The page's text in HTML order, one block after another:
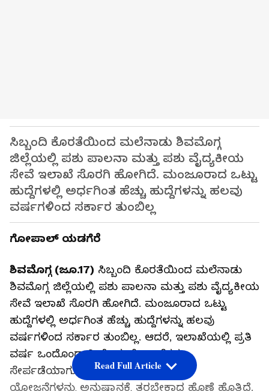
ಸಿಬ್ಬಂದಿ ಕೊರತೆಯಿಂದ ಮಲೆನಾಡು ಶಿವಮೊಗ್ಗ
ಜಿಲ್ಲೆಯಲ್ಲಿ ಪಶು ಪಾಲನಾ ಮತ್ತು ಪಶು ವೈದ್ಯಕೀಯ
ಸೇವೆ ಇಲಾಖೆ ಸೊರಗಿ ಹೋಗಿದೆ. ಮಂಜೂರಾದ ಒಟ್ಟು
ಹುದ್ದೆಗಳಲ್ಲಿ ಅರ್ಧಗಿಂತ ಹೆಚ್ಚು ಹುದ್ದೆಗಳನ್ನು ಹಲವು
ವರ್ಷಗಳಿಂದ ಸರ್ಕಾರ ತುಂಬಿಲ್ಲ
ಗೋಪಾಲ್‌ ಯಡಗೆರೆ
ಶಿವಮೊಗ್ಗ (ಜೂ.17) ಸಿಬ್ಬಂದಿ ಕೊರತೆಯಿಂದ ಮಲೆನಾಡು
ಶಿವಮೊಗ್ಗ ಜಿಲ್ಲೆಯಲ್ಲಿ ಪಶು ಪಾಲನಾ ಮತ್ತು ಪಶು ವೈದ್ಯಕೀಯ
ಸೇವೆ ಇಲಾಖೆ ಸೊರಗಿ ಹೋಗಿದೆ. ಮಂಜೂರಾದ ಒಟ್ಟು
ಹುದ್ದೆಗಳಲ್ಲಿ ಅರ್ಧಗಿಂತ ಹೆಚ್ಚು ಹುದ್ದೆಗಳನ್ನು ಹಲವು
ವರ್ಷಗಳಿಂದ ಸರ್ಕಾರ ತುಂಬಿಲ್ಲ. ಆದರೆ, ಇಲಾಖೆಯಲ್ಲಿ ಪ್ರತಿ
ವರ್ಷ ಒಂದೊಂದಾಗಿ ಹೊಸ ಯೋಜನೆಗಳು
ಸೇರ್ಪಡೆಯಾಗುತ್ತಿವೆ. ಇರುವ ಸಿಬ್ಬಂದಿಯೇ ಆ
ಯೋಜನೆಗಳನ್ನು ಅನುಷ್ಠಾನಕ್ಕೆ ತರಬೇಕಾದ ಹೊಣೆ ಹೊತ್ತಿದೆ.
Read Full Article